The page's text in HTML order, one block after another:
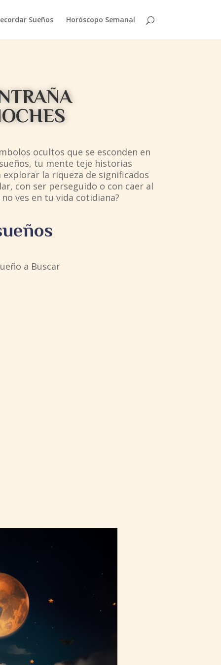
Sueños Horóscopo Semanal
ocultos que se esconden en
tu mente teje historias
la riqueza de significados
con ser perseguido o con caer al
ves en tu vida cotidiana?
a Buscar